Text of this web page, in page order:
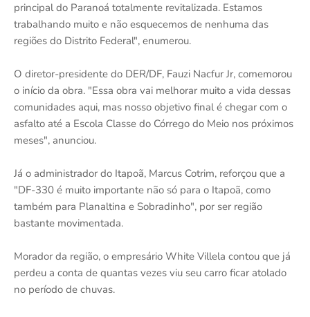
principal do Paranoá totalmente revitalizada. Estamos
trabalhando muito e não esquecemos de nenhuma das
regiões do Distrito Federal", enumerou.
O diretor-presidente do DER/DF, Fauzi Nacfur Jr, comemorou
o início da obra. "Essa obra vai melhorar muito a vida dessas
comunidades aqui, mas nosso objetivo final é chegar com o
asfalto até a Escola Classe do Córrego do Meio nos próximos
meses", anunciou.
Já o administrador do Itapoã, Marcus Cotrim, reforçou que a
"DF-330 é muito importante não só para o Itapoã, como
também para Planaltina e Sobradinho", por ser região
bastante movimentada.
Morador da região, o empresário White Villela contou que já
perdeu a conta de quantas vezes viu seu carro ficar atolado
no período de chuvas.